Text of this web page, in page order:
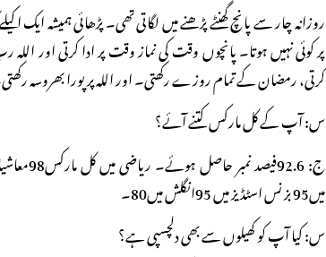
روزانہ چار سے پانچ گھنٹے پڑھنے میں لگاتی تھی۔ پڑھائی ہمیشہ ایک
پر کوئی نہیں ہوتا۔ پانچوں وقت کی نماز وقت پر ادا کرتی اور
کرتی، رمضان کے تمام روزے رکھتی۔ اور اللہ پر پورا بھروسہ
س: آپ کے کل مارکس کتنے آئے؟
میں95 بز نس اسٹڈیز میں 95انگلش میں80۔
س: کیا آپ کو کھیلوں سے بھی دلچسپی ہے؟